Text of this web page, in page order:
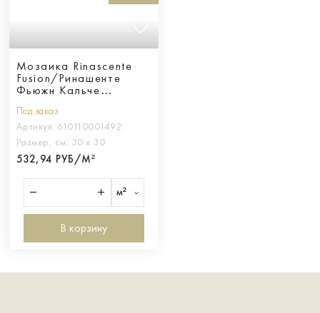
Мозаика Rinascente
Fusion/Ринашенте
Фьюжн Кальче
Под заказ
Артикул: 610110001492
Размер, см: 30 х 30
532,94 РУБ/М²
м²
В корзину